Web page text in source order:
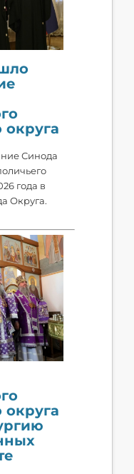
округа
Синода
года в
Округа.
округа